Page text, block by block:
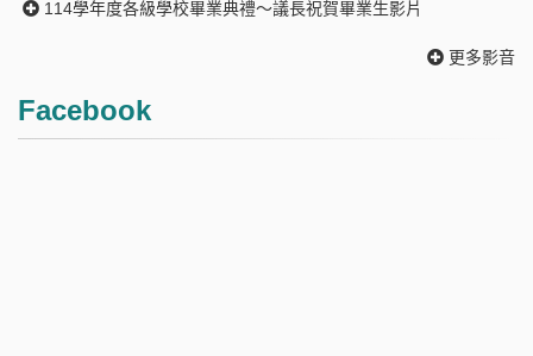
114學年度各級學校畢業典禮～議長祝賀畢業生影片
更多影音
Facebook